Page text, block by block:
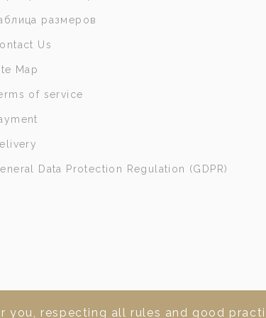
you, respecting all rules and good
размеров
Us
Map
of service
Data Protection Regulation (GDPR)